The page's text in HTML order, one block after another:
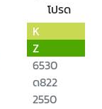
โปรด
K
Z
6530
ด822
2550